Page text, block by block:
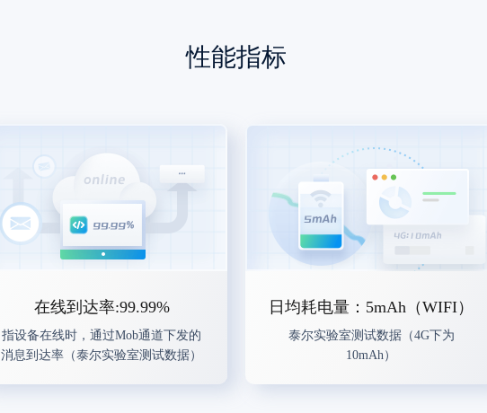
性能指标
在线到达率:99.99%
指设备在线时，通过Mob通道下发的
消息到达率（泰尔实验室测试数据）
日均耗电量：5mAh（WIFI）
泰尔实验室测试数据（4G下为
10mAh）